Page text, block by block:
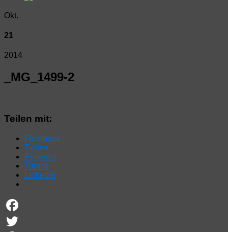
Okt.
21
2014
_MG_1499-2
Teilen mit:
Facebook
Twitter
Pinterest
Tumblr
LinkedIn
Facebook